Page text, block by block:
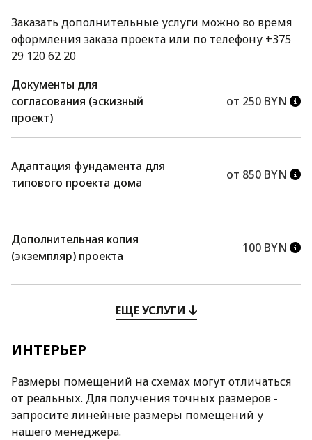
Заказать дополнительные услуги можно во время
оформления заказа проекта или по телефону +375
29 120 62 20
Документы для
согласования (эскизный
проект)
от 250 BYN
Адаптация фундамента для
типового проекта дома
от 850 BYN
Дополнительная копия
(экземпляр) проекта
100 BYN
ЕЩЕ УСЛУГИ
ИНТЕРЬЕР
Размеры помещений на схемах могут отличаться
от реальных. Для получения точных размеров -
запросите линейные размеры помещений у
нашего менеджера.